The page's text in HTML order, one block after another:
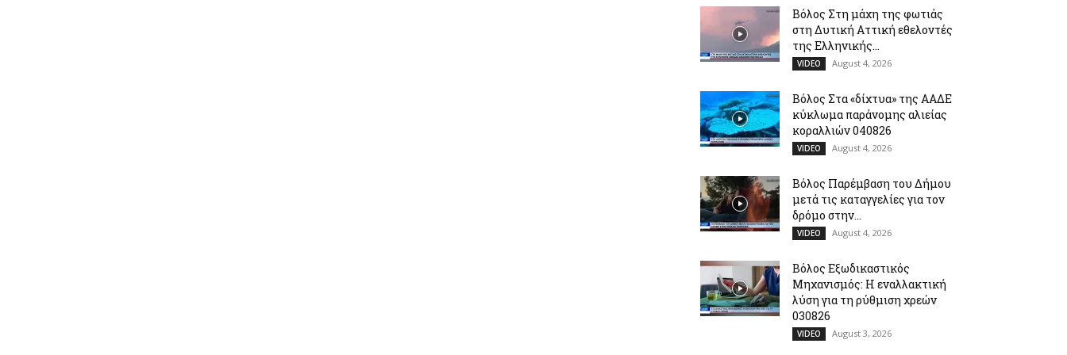
Βόλος Στη μάχη της φωτιάς
στη Δυτική Αττική εθελοντές
της Ελληνικής...
VIDEO August 4, 2026
Βόλος Στα «δίχτυα» της ΑΑΔΕ
κύκλωμα παράνομης αλιείας
κοραλλιών 040826
VIDEO August 4, 2026
Βόλος Παρέμβαση του Δήμου
μετά τις καταγγελίες για τον
δρόμο στην...
VIDEO August 4, 2026
Βόλος Εξωδικαστικός
Μηχανισμός: Η εναλλακτική
λύση για τη ρύθμιση χρεών
030826
VIDEO August 3, 2026